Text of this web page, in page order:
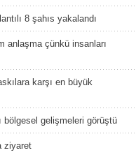
8 şahıs yakalandı
anlaşma çünkü insanları
karşı en büyük
bölgesel gelişmeleri görüştü
ziyaret